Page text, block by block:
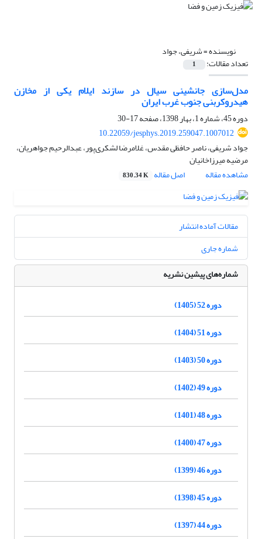
نویسنده =شریفی، جواد
تعداد مقالات: 1
مدل‌سازی جانشینی سیال در سازند ایلام یکی از مخازن
هیدروکربنی جنوب غرب ایران
دوره 45، شماره 1، بهار 1398، صفحه
17-30
10.22059/jesphys.2019.259047.1007012
جواد شریفی، ناصر حافظی مقدس، غلامرضا لشکری‌پور، عبدالرحیم جواهریان،
مرضیه میرزاخانیان
مشاهده مقاله
اصل مقاله 830.34 K
مقالات آماده انتشار
شماره جاری
شماره‌های پیشین نشریه
دوره 52 (1405)
دوره 51 (1404)
دوره 50 (1403)
دوره 49 (1402)
دوره 48 (1401)
دوره 47 (1400)
دوره 46 (1399)
دوره 45 (1398)
دوره 44 (1397)